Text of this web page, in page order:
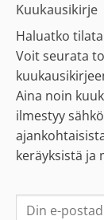
Kuukausikirje
Haluatko
Voit seurata
Aina noin
ilmestyy
keräyksistä